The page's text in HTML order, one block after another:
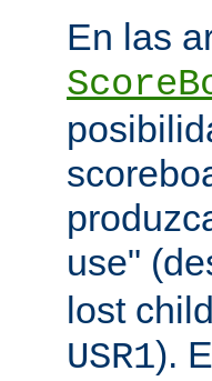
En las
use"
lost
USR1).